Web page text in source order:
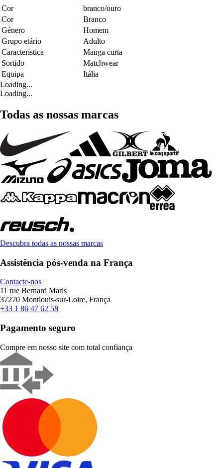
Cor
branco/ouro
Cor
Branco
Género
Homem
Grupo etário
Adulto
Característica
Manga curta
Sortido
Matchwear
Equipa
Itália
Loading...
Loading...
Todas as nossas marcas
Descubra todas as nossas marcas
Assistência pós-venda na França
Contacte-nos
11 rue Bernard Maris
37270 Montlouis-sur-Loire, França
+33 1 86 47 62 58
Pagamento seguro
Compre em nosso site com total confiança